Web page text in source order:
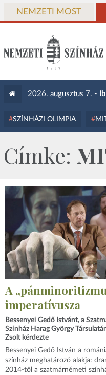
NEMZETI MOST
2026. augusztus 7. -
SZÍNHÁZI OLIMPIA
Címke:
A
imperatívusza
Bessenyei Gedő Istvánt, a
Színház Harag György
Zsolt kérdezte
Bessenyei Gedő István a
színház meghatározó alakja:
2014‑től a szatmárnémeti